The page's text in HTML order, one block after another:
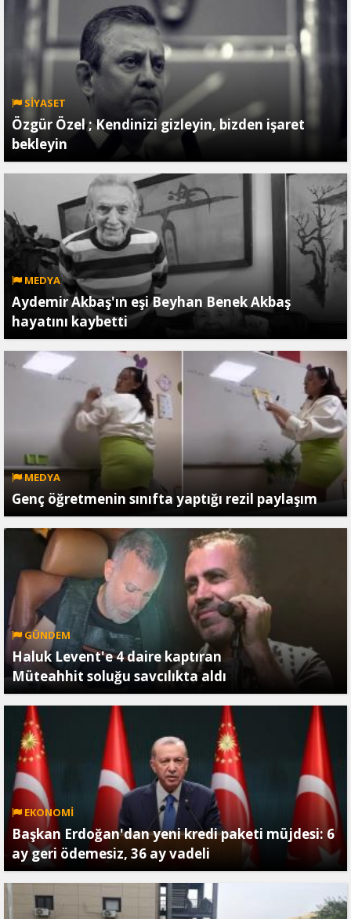
SİYASET
Özgür Özel ; Kendinizi gizleyin, bizden işaret
bekleyin
MEDYA
Aydemir Akbaş'ın eşi Beyhan Benek Akbaş
hayatını kaybetti
MEDYA
Genç öğretmenin sınıfta yaptığı rezil paylaşım
GÜNDEM
Haluk Levent'e 4 daire kaptıran
Müteahhit soluğu savcılıkta aldı
EKONOMİ
Başkan Erdoğan'dan yeni kredi paketi müjdesi: 6
ay geri ödemesiz, 36 ay vadeli